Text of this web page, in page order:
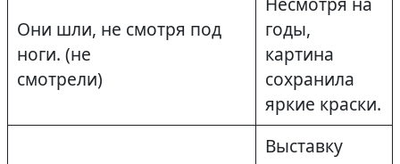
Они шли, не смотря под
ноги. (не
смотрели)
годы,
картина
сохранила
яркие краски.
Выставку